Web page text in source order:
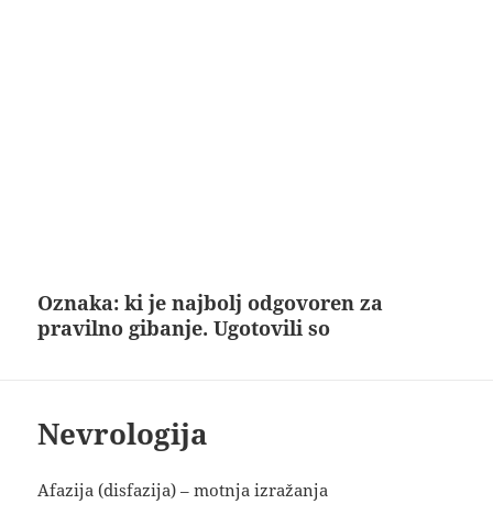
Oznaka:ki je najbolj odgovoren za
pravilno gibanje. Ugotovili so
Nevrologija
Afazija (disfazija) – motnja izražanja